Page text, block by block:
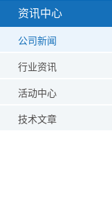
资讯中心
公司新闻
行业资讯
活动中心
技术文章